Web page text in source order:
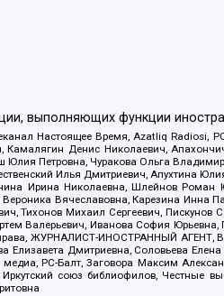
выполняющих функции
Настоящее Время, Azatliq Radiosi,
Камалягин Денис Николаевич,
Петровна, Чуракова Ольга
Илья Дмитриевич, Апухтина
Ирина Николаевна, Шлейнов
Вероника Вячеславовна, Карезина
Михаил Сергеевич, Пискунов
Валерьевич, Иванова София
ЖУРНАЛИСТ-ИНОСТРАННЫЙ АГЕНТ,
Елизавета Дмитриевна, Соловьева
РС-Балт, Заговора Максим
союз библиофилов, Честные